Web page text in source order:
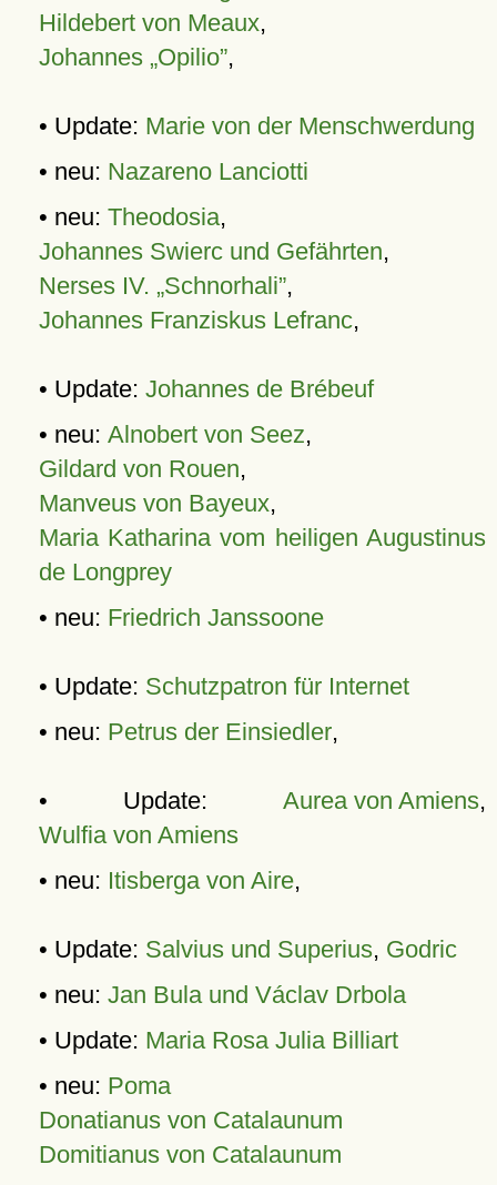
Hildebert von Meaux,
Johannes „Opilio”,
• Update: Marie von der Menschwerdung
• neu: Nazareno Lanciotti
• neu: Theodosia,
Johannes Swierc und Gefährten,
Nerses IV. „Schnorhali”,
Johannes Franziskus Lefranc,
• Update: Johannes de Brébeuf
• neu: Alnobert von Seez,
Gildard von Rouen,
Manveus von Bayeux,
Maria Katharina vom heiligen Augustinus
de Longprey
• neu: Friedrich Janssoone
• Update: Schutzpatron für Internet
• neu: Petrus der Einsiedler,
• Update: Aurea von Amiens,
Wulfia von Amiens
• neu: Itisberga von Aire,
• Update: Salvius und Superius, Godric
• neu: Jan Bula und Václav Drbola
• Update: Maria Rosa Julia Billiart
• neu: Poma
Donatianus von Catalaunum
Domitianus von Catalaunum